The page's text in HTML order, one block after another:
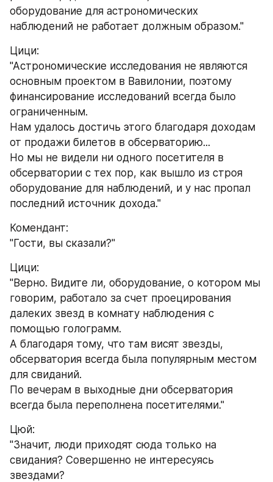
оборудование для астрономических
наблюдений не работает должным образом."
Цици:
"Астрономические исследования не являются
основным проектом в Вавилонии, поэтому
финансирование исследований всегда было
ограниченным.
Нам удалось достичь этого благодаря доходам
от продажи билетов в обсерваторию...
Но мы не видели ни одного посетителя в
обсерватории с тех пор, как вышло из строя
оборудование для наблюдений, и у нас пропал
последний источник дохода."
Комендант:
"Гости, вы сказали?"
Цици:
"Верно. Видите ли, оборудование, о котором мы
говорим, работало за счет проецирования
далеких звезд в комнату наблюдения с
помощью голограмм.
А благодаря тому, что там висят звезды,
обсерватория всегда была популярным местом
для свиданий.
По вечерам в выходные дни обсерватория
всегда была переполнена посетителями."
Цюй:
"Значит, люди приходят сюда только на
свидания? Совершенно не интересуясь
звездами?